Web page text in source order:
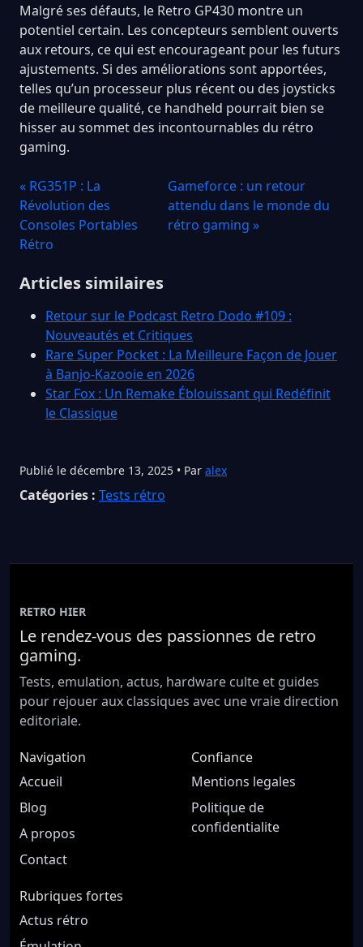
Malgré ses défauts, le Retro GP430 montre un
potentiel certain. Les concepteurs semblent ouverts
aux retours, ce qui est encourageant pour les futurs
ajustements. Si des améliorations sont apportées,
telles qu’un processeur plus récent ou des joysticks
de meilleure qualité, ce handheld pourrait bien se
hisser au sommet des incontournables du rétro
gaming.
« RG351P : La
Révolution des
Consoles Portables
Rétro
Gameforce : un retour
attendu dans le monde du
rétro gaming »
Articles similaires
Retour sur le Podcast Retro Dodo #109 :
Nouveautés et Critiques
Rare Super Pocket : La Meilleure Façon de Jouer
à Banjo-Kazooie en 2026
Star Fox : Un Remake Éblouissant qui Redéfinit
le Classique
Publié le décembre 13, 2025 • Par alex
Catégories : Tests rétro
RETRO HIER
Le rendez-vous des passionnes de retro
gaming.
Tests, emulation, actus, hardware culte et guides
pour rejouer aux classiques avec une vraie direction
editoriale.
Navigation
Accueil
Blog
A propos
Contact
Confiance
Mentions legales
Politique de
confidentialite
Rubriques fortes
Actus rétro